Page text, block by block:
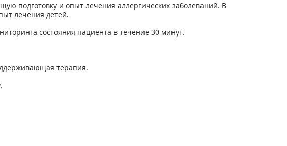
подготовку и опыт лечения аллергических заболеваний. В
лечения детей.
состояния пациента в течение 30 минут.
терапия.